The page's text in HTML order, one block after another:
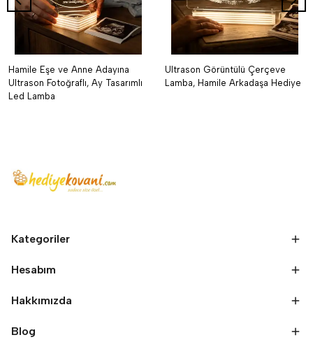
Hamile Eşe ve Anne Adayına
Ultrason Fotoğraflı, Ay Tasarımlı
Led Lamba
Ultrason Görüntülü Çerçeve
Lamba, Hamile Arkadaşa Hediye
Kategoriler
Hesabım
Hakkımızda
Blog